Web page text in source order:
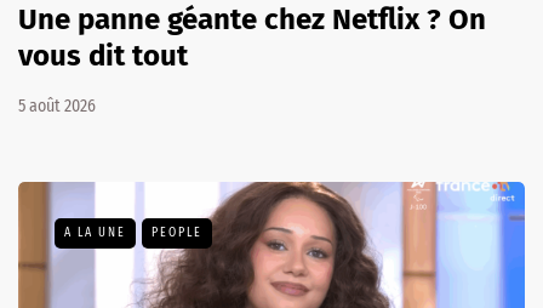
Une panne géante chez Netflix ? On
vous dit tout
5 août 2026
A LA UNE PEOPLE